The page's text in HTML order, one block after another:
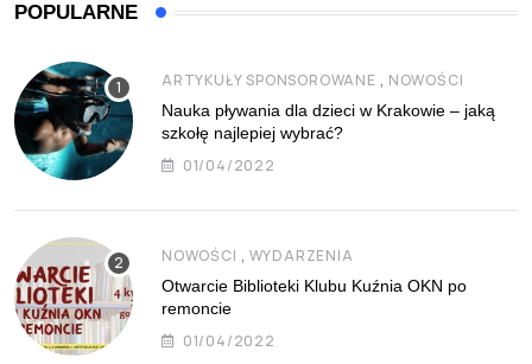
POPULARNE
ARTYKUŁY SPONSOROWANE , NOWOŚCI
Nauka pływania dla dzieci w Krakowie – jaką
szkołę najlepiej wybrać?
01/04/2022
NOWOŚCI , WYDARZENIA
Otwarcie Biblioteki Klubu Kuźnia OKN po
remoncie
01/04/2022